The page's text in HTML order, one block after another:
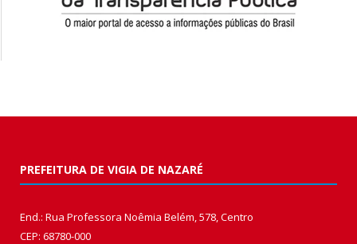
PREFEITURA DE VIGIA DE NAZARÉ
End.: Rua Professora Noêmia Belém, 578, Centro
CEP: 68780-000